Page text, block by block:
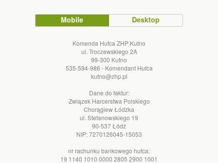
Mobile Desktop
Komenda Hufca ZHP Kutno
ul. Troczewskiego 2A
99-300 Kutno
535-594-986 - Komendant Hufca
kutno@zhp.pl
Dane do faktur:
Związek Harcerstwa Polskiego
Chorągiew Łódzka
ul. Stefanowskiego 19
90-537 Łódź
NIP: 7270126045-15053
nr rachunku bankowego hufca:
19 1140 1010 0000 2805 2900 1001